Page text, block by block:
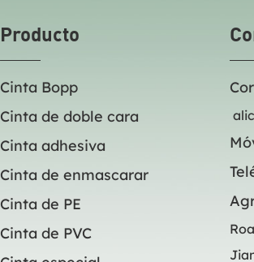
Producto
Cinta Bopp
Cinta de doble cara
Cinta adhesiva
Cinta de enmascarar
Cinta de PE
Cinta de PVC